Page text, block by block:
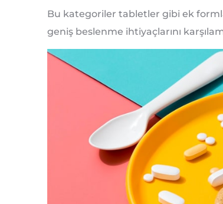
Bu kategoriler tabletler gibi ek
geniş beslenme ihtiyaçlarını